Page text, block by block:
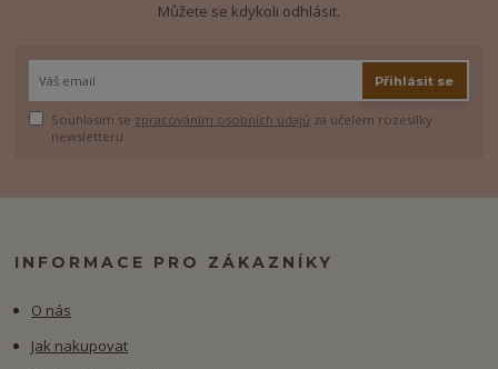
Můžete se kdykoli odhlásit.
Přihlásit se
Souhlasím se zpracováním osobních údajů za účelem rozesílky
newsletteru.
INFORMACE PRO ZÁKAZNÍKY
O nás
Jak nakupovat